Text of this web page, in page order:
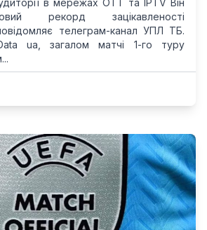
в мережах OTT та IPTV Він
рекорд зацікавленості
телеграм-канал УПЛ ТБ.
ua, загалом матчі 1-го туру